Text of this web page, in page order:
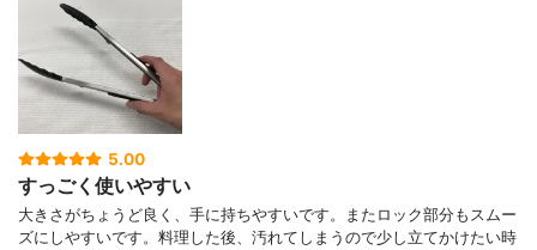
5.00
すっごく使いやすい
大きさがちょうど良く、手に持ちやすいです。またロック部分もスムー
ズにしやすいです。料理した後、汚れてしまうので少し立てかけたい時